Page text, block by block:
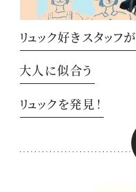
リュック好きスタッフが
大人に似合う
リュックを発見！